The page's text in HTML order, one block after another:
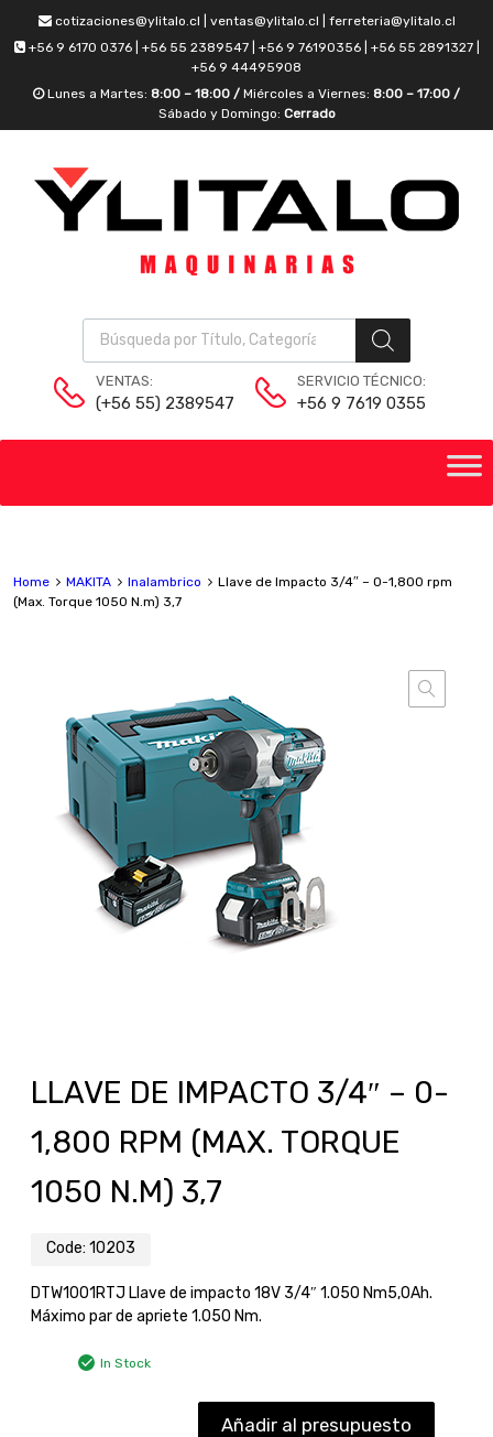
cotizaciones@ylitalo.cl | ventas@ylitalo.cl | ferreteria@ylitalo.cl
+56 9 6170 0376 | +56 55 2389547 | +56 9 76190356 | +56 55 2891327 |
+56 9 44495908
Lunes a Martes: 8:00 – 18:00 / Miércoles a Viernes: 8:00 – 17:00 /
Sábado y Domingo: Cerrado
VENTAS:
(+56 55) 2389547
SERVICIO TÉCNICO:
+56 9 7619 0355
Home MAKITA Inalambrico
Llave de Impacto 3/4″ – 0-1,800 rpm
(Max. Torque 1050 N.m) 3,7
LLAVE DE IMPACTO 3/4″ – 0-
1,800 RPM (MAX. TORQUE
1050 N.M) 3,7
Code: 10203
DTW1001RTJ Llave de impacto 18V 3/4″ 1.050 Nm5,0Ah.
Máximo par de apriete 1.050 Nm.
In Stock
Añadir al presupuesto